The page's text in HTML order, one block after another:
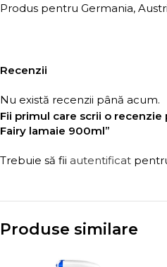
Produs pentru Germania,
Recenzii
Nu există recenzii până acum.
Fii primul care scrii o
Fairy lamaie 900ml”
Trebuie să fii autentificat
Produse similare